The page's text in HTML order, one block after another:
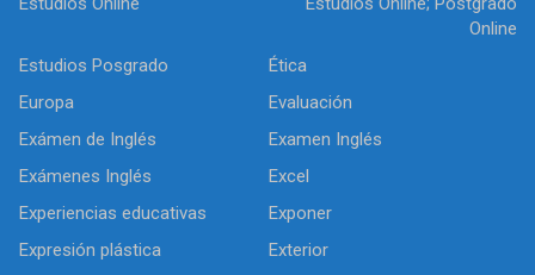
Online
Estudios Posgrado
Ética
Europa
Evaluación
Exámen de Inglés
Examen Inglés
Exámenes Inglés
Excel
Experiencias educativas
Exponer
Expresión plástica
Exterior